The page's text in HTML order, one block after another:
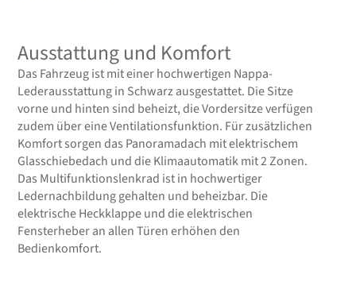
Ausstattung und Komfort
Das Fahrzeug ist mit einer hochwertigen Nappa-
Lederausstattung in Schwarz ausgestattet. Die Sitze
vorne und hinten sind beheizt, die Vordersitze verfügen
zudem über eine Ventilationsfunktion. Für zusätzlichen
Komfort sorgen das Panoramadach mit elektrischem
Glasschiebedach und die Klimaautomatik mit 2 Zonen.
Das Multifunktionslenkrad ist in hochwertiger
Ledernachbildung gehalten und beheizbar. Die
elektrische Heckklappe und die elektrischen
Fensterheber an allen Türen erhöhen den
Bedienkomfort.